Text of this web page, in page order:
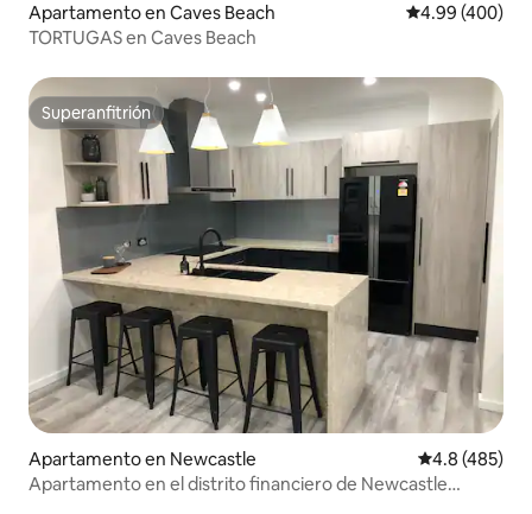
Apartamento en Caves Beach Calificación
4.99 (400)
TORTUGAS en Caves Beach
Superanfitrión
Superanfitrión
Apartamento en Newcastle Calificación
4.8 (485)
Apartamento en el distrito financiero de Newcastle